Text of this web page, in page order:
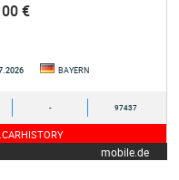
€
BAYERN
- 97437
mobile.de